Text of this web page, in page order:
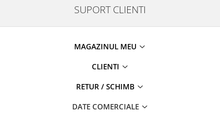
SUPORT CLIENTI
MAGAZINUL MEU
CLIENTI
RETUR / SCHIMB
DATE COMERCIALE